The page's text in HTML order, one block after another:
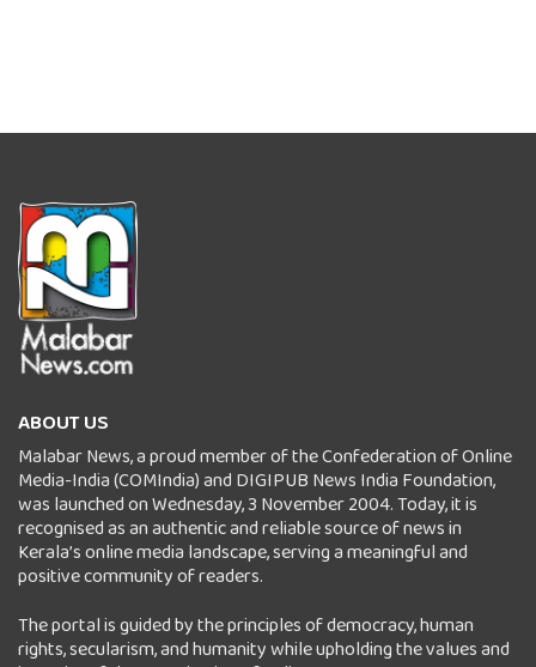
ABOUT US
Malabar News, a proud member of the Confederation of Online
Media-India (COMIndia) and DIGIPUB News India Foundation,
was launched on Wednesday, 3 November 2004. Today, it is
recognised as an authentic and reliable source of news in
Kerala’s online media landscape, serving a meaningful and
positive community of readers.
The portal is guided by the principles of democracy, human
rights, secularism, and humanity while upholding the values and